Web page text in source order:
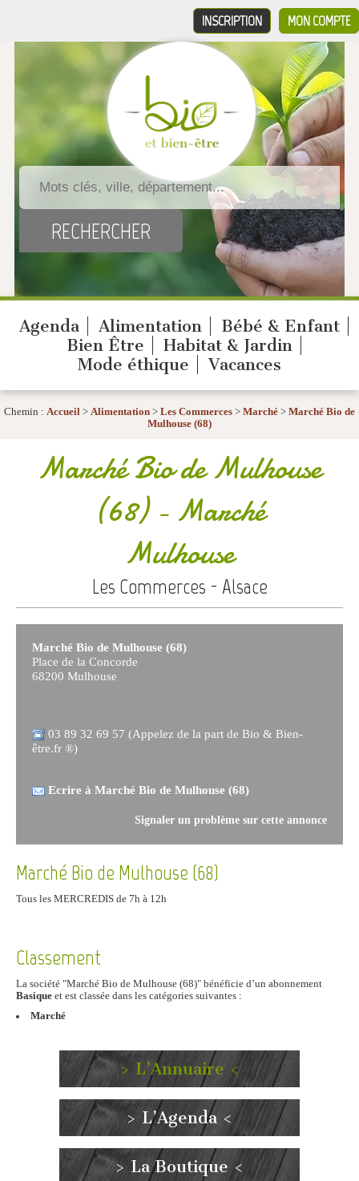
MON COMPTE
INSCRIPTION
Agenda Alimentation
Bébé & Enfant
Bien Être
Habitat & Jardin
Mode éthique
Vacances
Chemin : Accueil > Alimentation > Les Commerces > Marché > Marché Bio de
Mulhouse (68)
Marché Bio de Mulhouse
(68)- Marché
Mulhouse
Les Commerces - Alsace
Marché Bio de Mulhouse (68)
Place de la Concorde
68200 Mulhouse
03 89 32 69 57 (Appelez de la part de Bio & Bien-
être.fr ®)
Ecrire à Marché Bio de Mulhouse (68)
Signaler un problème sur cette annonce
Marché Bio de Mulhouse (68)
Tous les MERCREDIS de 7h à 12h
Classement
La société "Marché Bio de Mulhouse (68)" bénéficie d’un abonnement
Basique et est classée dans les catégories suivantes :
Marché
> L’Annuaire <
> L’Agenda <
> La Boutique <